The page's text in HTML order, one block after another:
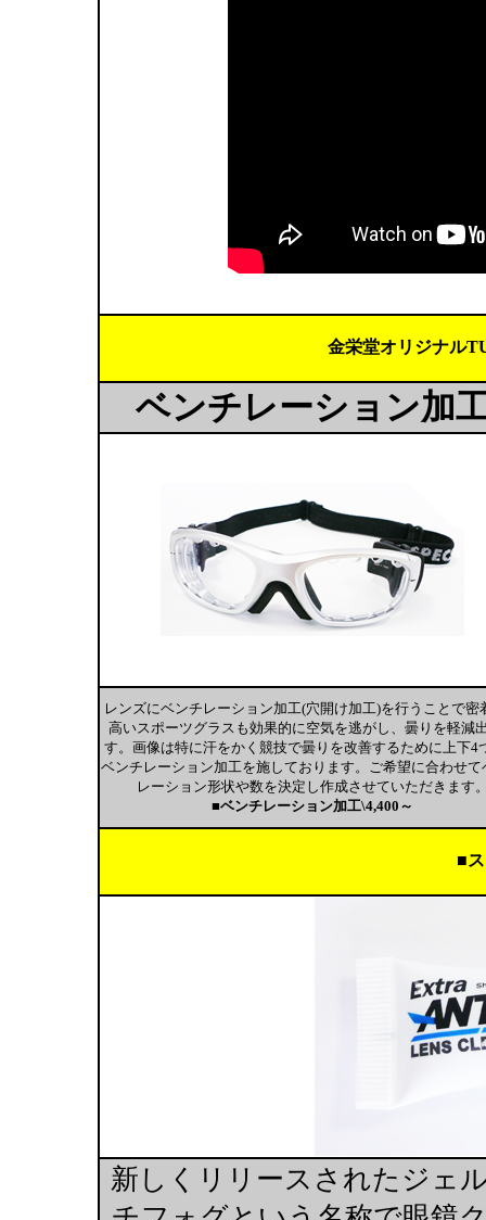
金栄堂オリジナル
ベンチレーション加
レンズにベンチレーション加工(穴開け加工)を行うことで密
高いスポーツグラスも効果的に空気を逃がし、曇りを軽減
す。画像は特に汗をかく競技で曇りを改善するために上下4
ベンチレーション加工を施しております。ご希望に合わせて
レーション形状や数を決定し作成させていただきます
■ベンチレーション加工\4,400～
■
新しくリリースされたジェ